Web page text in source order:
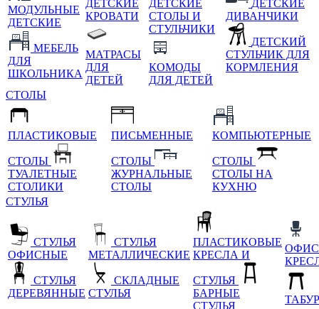
МОДУЛЬНЫЕ
ДЕТСКИЕ
МЕБЕЛЬ
ДЛЯ
ШКОЛЬНИКА
ДЕТСКИЕ
КРОВАТИ
МАТРАСЫ
ДЛЯ
ДЕТЕЙ
ДЕТСКИЕ
СТОЛЫ И
СТУЛЬЧИКИ
КОМОДЫ
ДЛЯ ДЕТЕЙ
ДЕТСКИЕ
ДИВАНЧИКИ
ДЕТСКИЙ
СТУЛЬЧИК ДЛЯ
КОРМЛЕНИЯ
СТОЛЫ
ПЛАСТИКОВЫЕ
СТОЛЫ
ТУАЛЕТНЫЕ
СТОЛИКИ
ПИСЬМЕННЫЕ
СТОЛЫ
ЖУРНАЛЬНЫЕ
СТОЛЫ
КОМПЬЮТЕРНЫЕ
СТОЛЫ
СТОЛЫ НА
КУХНЮ
СТУЛЬЯ
СТУЛЬЯ
ОФИСНЫЕ
СТУЛЬЯ
ДЕРЕВЯННЫЕ
СТУЛЬЯ
МЕТАЛЛИЧЕСКИЕ
СКЛАДНЫЕ
СТУЛЬЯ
ПЛАСТИКОВЫЕ
КРЕСЛА И
СТУЛЬЯ
БАРНЫЕ
СТУЛЬЯ